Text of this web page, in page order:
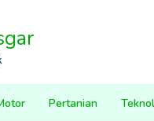
Pertanian